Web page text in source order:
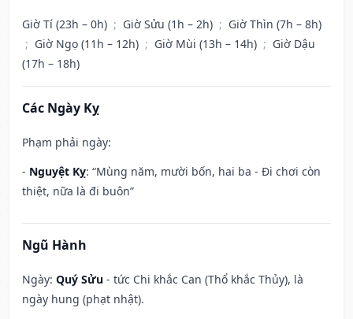
Giờ Tí (23h – 0h) ; Giờ Sửu (1h – 2h) ; Giờ Thìn (7h – 8h)
; Giờ Ngọ (11h – 12h) ; Giờ Mùi (13h – 14h) ; Giờ Dậu
(17h – 18h)
Các Ngày Kỵ
Phạm phải ngày:
- Nguyệt Kỵ: “Mùng năm, mười bốn, hai ba - Đi chơi còn
thiệt, nữa là đi buôn”
Ngũ Hành
Ngày: Quý Sửu - tức Chi khắc Can (Thổ khắc Thủy), là
ngày hung (phạt nhật).